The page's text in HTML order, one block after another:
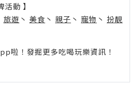
動 】
旅遊 丶 美食 丶 親子 丶 寵物 丶 扮靚
啦！發掘更多吃喝玩樂資訊！